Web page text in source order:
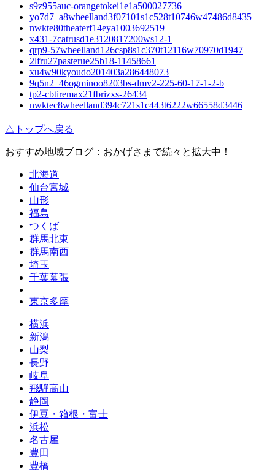
s9z955auc-orangetokei1e1a500027736
yo7d7_a8wheelland3f07101s1c528t10746w47486d8435
nwkte80theaterf14eya1003692519
x431-7catrusd1e3120817200ws12-1
qrp9-57wheelland126csp8s1c370t12116w70970d1947
2lfru27pasterue25b18-11458661
xu4w90kyoudo201403a286448073
9q5n2_46ogminoo8203bs-dmv2-225-60-17-1-2-b
tp2-cbtiremax21fbrizxs-26434
nwktec8wheelland394c721s1c443t6222w66558d3446
△トップへ戻る
おすすめ地域ブログ：おかげさまで続々と拡大中！
北海道
仙台宮城
山形
福島
つくば
群馬北東
群馬南西
埼玉
千葉幕張
東京多摩
横浜
新潟
山梨
長野
岐阜
飛騨高山
静岡
伊豆・箱根・富士
浜松
名古屋
豊田
豊橋